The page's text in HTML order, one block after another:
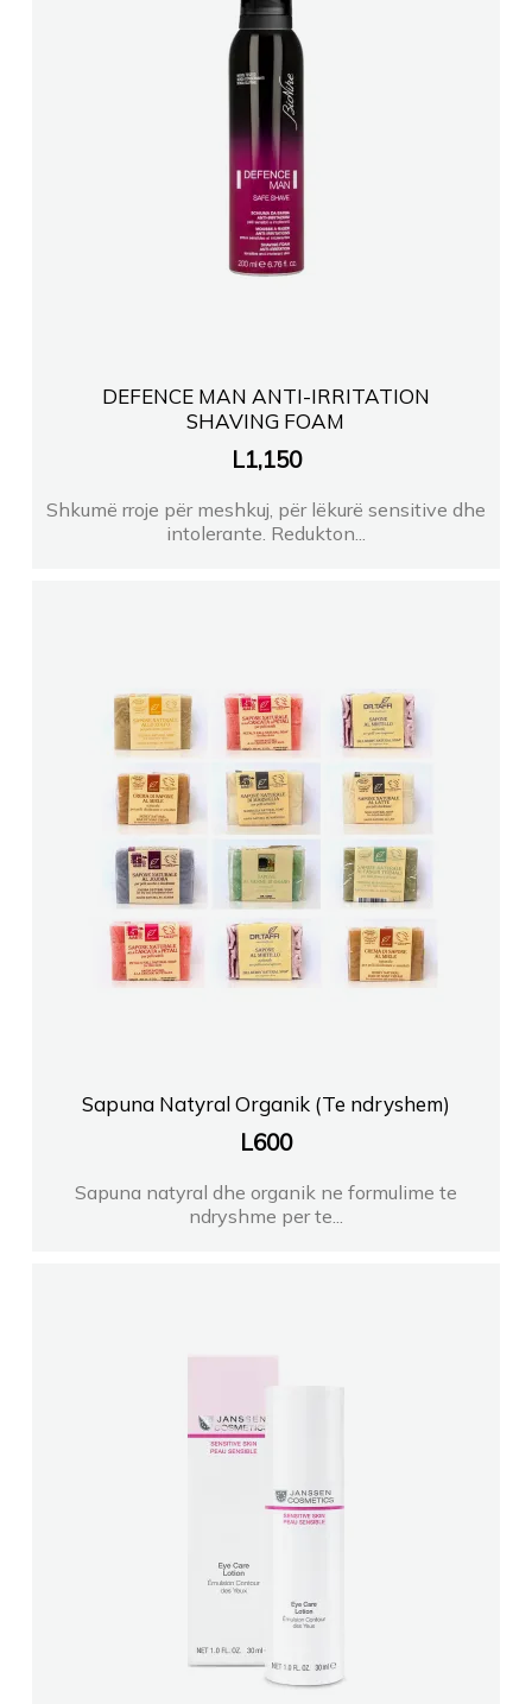
DEFENCE MAN ANTI-IRRITATION
SHAVING FOAM
L1,150
Shkumë rroje për meshkuj, për lëkurë sensitive dhe
intolerante. Redukton...
Sapuna Natyral Organik (Te ndryshem)
L600
Sapuna natyral dhe organik ne formulime te
ndryshme per te...